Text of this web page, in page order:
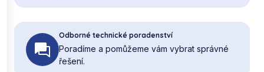
Odborné technické poradenství
Poradíme a pomůžeme vám vybrat správné
řešení.